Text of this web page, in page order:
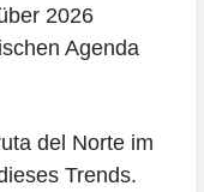
2026
Agenda
del Norte im
Trends.